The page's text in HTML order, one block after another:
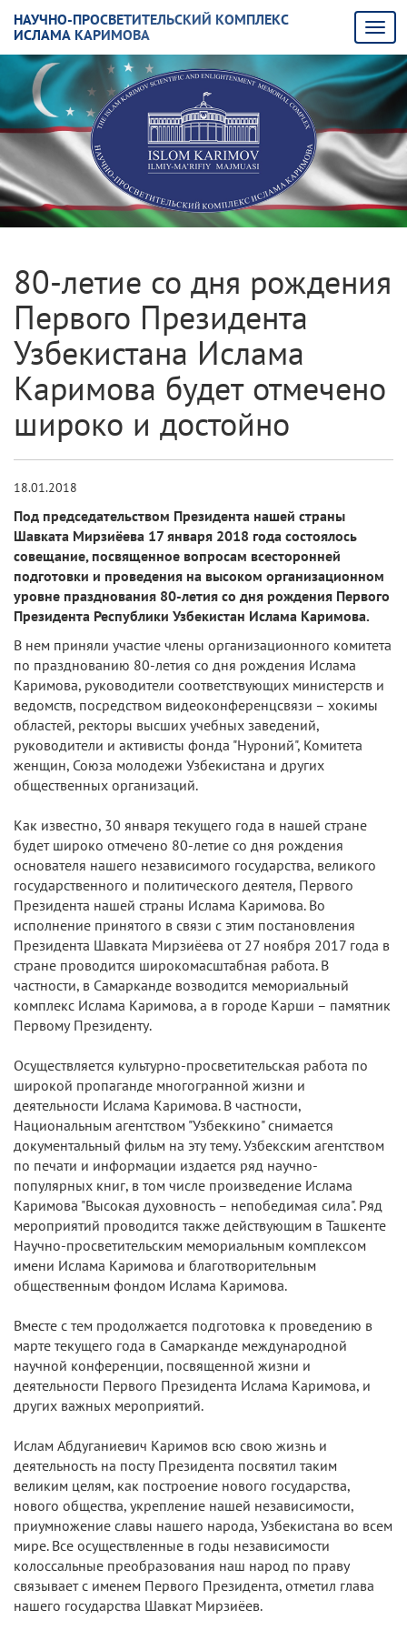
НАУЧНО-ПРОСВЕТИТЕЛЬСКИЙ КОМПЛЕКС
ИСЛАМА КАРИМОВА
80-летие со дня рождения
Первого Президента
Узбекистана Ислама
Каримова будет отмечено
широко и достойно
18.01.2018
Под председательством Президента нашей страны
Шавката Мирзиёева 17 января 2018 года состоялось
совещание, посвященное вопросам всесторонней
подготовки и проведения на высоком организационном
уровне празднования 80-летия со дня рождения Первого
Президента Республики Узбекистан Ислама Каримова.
В нем приняли участие члены организационного комитета
по празднованию 80-летия со дня рождения Ислама
Каримова, руководители соответствующих министерств и
ведомств, посредством видеоконференцсвязи – хокимы
областей, ректоры высших учебных заведений,
руководители и активисты фонда "Нуроний", Комитета
женщин, Союза молодежи Узбекистана и других
общественных организаций.
Как известно, 30 января текущего года в нашей стране
будет широко отмечено 80-летие со дня рождения
основателя нашего независимого государства, великого
государственного и политического деятеля, Первого
Президента нашей страны Ислама Каримова. Во
исполнение принятого в связи с этим постановления
Президента Шавката Мирзиёева от 27 ноября 2017 года в
стране проводится широкомасштабная работа. В
частности, в Самарканде возводится мемориальный
комплекс Ислама Каримова, а в городе Карши – памятник
Первому Президенту.
Осуществляется культурно-просветительская работа по
широкой пропаганде многогранной жизни и
деятельности Ислама Каримова. В частности,
Национальным агентством "Узбеккино" снимается
документальный фильм на эту тему. Узбекским агентством
по печати и информации издается ряд научно-
популярных книг, в том числе произведение Ислама
Каримова "Высокая духовность – непобедимая сила". Ряд
мероприятий проводится также действующим в Ташкенте
Научно-просветительским мемориальным комплексом
имени Ислама Каримова и благотворительным
общественным фондом Ислама Каримова.
Вместе с тем продолжается подготовка к проведению в
марте текущего года в Самарканде международной
научной конференции, посвященной жизни и
деятельности Первого Президента Ислама Каримова, и
других важных мероприятий.
Ислам Абдуганиевич Каримов всю свою жизнь и
деятельность на посту Президента посвятил таким
великим целям, как построение нового государства,
нового общества, укрепление нашей независимости,
приумножение славы нашего народа, Узбекистана во всем
мире. Все осуществленные в годы независимости
колоссальные преобразования наш народ по праву
связывает с именем Первого Президента, отметил глава
нашего государства Шавкат Мирзиёев.